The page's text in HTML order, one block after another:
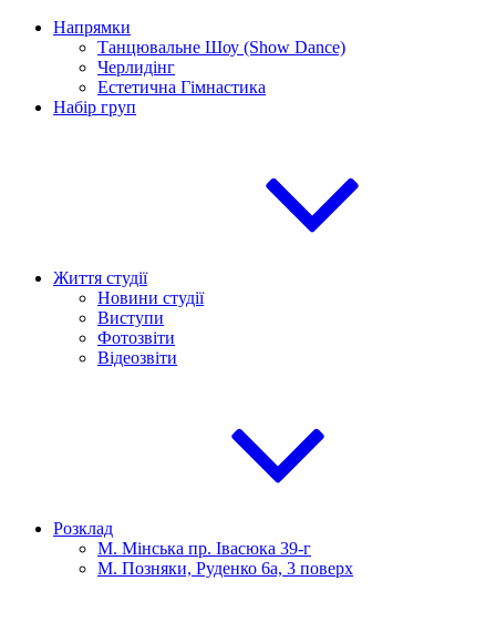
Напрямки
Танцювальне Шоу (Show Dance)
Черлидінг
Естетична Гімнастика
Набір груп
Життя студії
Новини студії
Виступи
Фотозвіти
Відеозвіти
Розклад
М. Мінська пр. Івасюка 39-г
М. Позняки, Руденко 6а, 3 поверх